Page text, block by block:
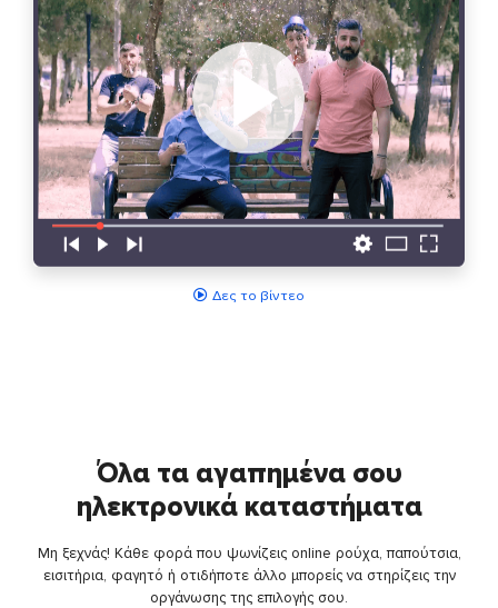
Δες το βίντεο
Όλα τα αγαπημένα σου
ηλεκτρονικά καταστήματα
Μη ξεχνάς! Κάθε φορά που ψωνίζεις online ρούχα, παπούτσια,
εισιτήρια, φαγητό ή οτιδήποτε άλλο μπορείς να στηρίζεις την
οργάνωσης της επιλογής σου.